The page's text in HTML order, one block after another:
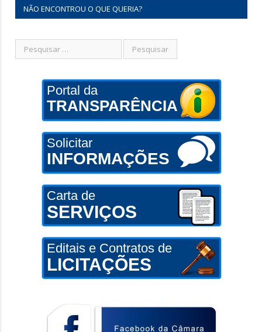
NÃO ENCONTROU O QUE QUERIA?
Portal da
TRANSPARÊNCIA
Solicitar
INFORMAÇÕES
Carta de
SERVIÇOS
Editais e Contratos de
LICITAÇÕES